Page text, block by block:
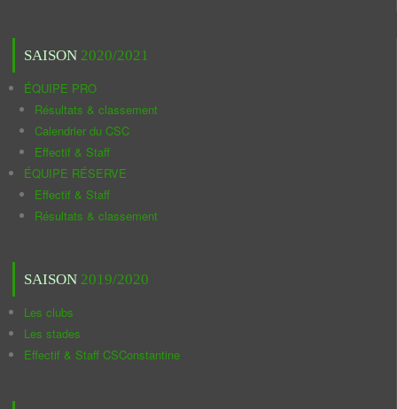
SAISON 2020/2021
ÉQUIPE PRO
Résultats & classement
Calendrier du CSC
Effectif & Staff
ÉQUIPE RÉSERVE
Effectif & Staff
Résultats & classement
SAISON 2019/2020
Les clubs
Les stades
Effectif & Staff CSConstantine